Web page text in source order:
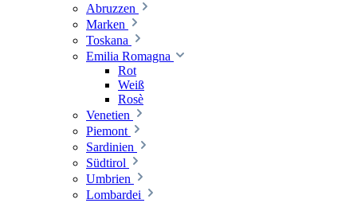
Abruzzen
Marken
Toskana
Emilia Romagna
Rot
Weiß
Rosè
Venetien
Piemont
Sardinien
Südtirol
Umbrien
Lombardei